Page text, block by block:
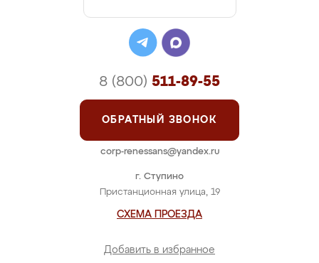
г. Ступино
Пристанционная улица, 19
СХЕМА ПРОЕЗДА
Добавить в избранное
8 (800) 511-89-55
ОБРАТНЫЙ ЗВОНОК
corp-renessans@yandex.ru